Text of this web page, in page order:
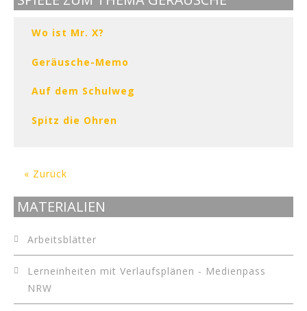
Wo ist Mr. X?
Geräusche-Memo
Auf dem Schulweg
Spitz die Ohren
« Zurück
MATERIALIEN
Arbeitsblätter
Lerneinheiten mit Verlaufsplänen - Medienpass
NRW